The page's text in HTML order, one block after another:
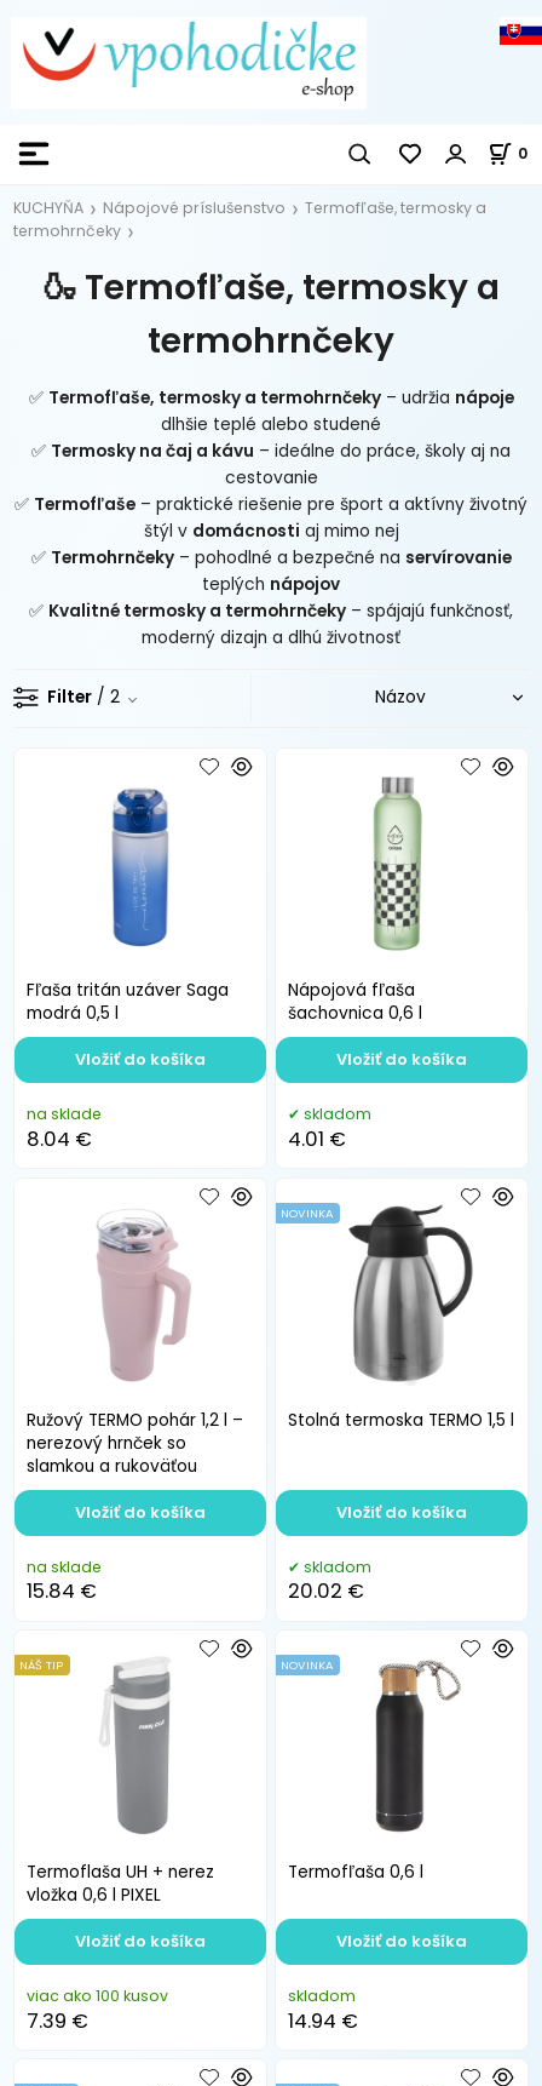
0
KUCHYŇA Nápojové príslušenstvo
Termofľaše, termosky a
termohrnčeky
🍶 Termofľaše, termosky a
termohrnčeky
✅ Termofľaše, termosky a termohrnčeky– udržia nápoje
dlhšie teplé alebo studené
✅ Termosky na čaj a kávu – ideálne do práce, školy aj na
cestovanie
✅ Termofľaše – praktické riešenie pre šport a aktívny životný
štýl v domácnosti aj mimo nej
✅ Termohrnčeky– pohodlné a bezpečné na servírovanie
teplých nápojov
✅ Kvalitné termosky a termohrnčeky – spájajú funkčnosť,
moderný dizajn a dlhú životnosť
Filter / 2
Fľaša tritán uzáver Saga
modrá 0,5 l
na sklade
8.04 €
Vložiť do košíka
Nápojová fľaša
šachovnica 0,6 l
skladom
4.01 €
Vložiť do košíka
Ružový TERMO pohár 1,2 l –
nerezový hrnček so
slamkou a rukoväťou
na sklade
15.84 €
Vložiť do košíka
Stolná termoska TERMO 1,5 l
NOVINKA
skladom
20.02 €
Vložiť do košíka
Termoflaša UH + nerez
vložka 0,6 l PIXEL
NÁŠ TIP
viac ako 100 kusov
7.39 €
Vložiť do košíka
Termofľaša 0,6 l
NOVINKA
skladom
14.94 €
Vložiť do košíka